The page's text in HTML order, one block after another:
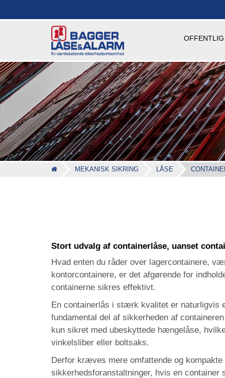
OFFENTLIG
MEKANISK SIKRING LÅSE
Stort udvalg af containerlåse, uanset
Hvad enten du råder over lagercontainere,
kontorcontainere, er det afgørende for
containerne sikres effektivt.
En containerlås i stærk kvalitet er naturligvis
fundamental del af sikkerheden af
kun sikret med ubeskyttede hængelåse,
vinkelsliber eller boltsaks.
Derfor kræves mere omfattende og kompakte
sikkerhedsforanstaltninger, hvis en